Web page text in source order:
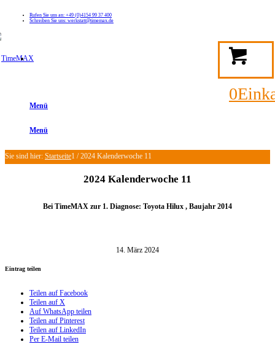
Rufen Sie uns an: +49 (0)4154 99 37 400
Schreiben Sie uns: werkstatt@timemax.de
0
Menü
Menü
Sie sind hier: Startseite1 / 2024 Kalenderwoche 11
2024 Kalenderwoche 11
Bei TimeMAX zur 1. Diagnose: Toyota Hilux , Baujahr 2014
14. März 2024
Eintrag teilen
Teilen auf Facebook
Teilen auf X
Auf WhatsApp teilen
Teilen auf Pinterest
Teilen auf LinkedIn
Per E-Mail teilen